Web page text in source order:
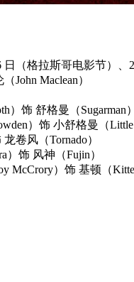
日（格拉斯哥电影节）、
John Maclean）
）饰 舒格曼（Sugarman）
）饰 小舒格曼（Little
卷风（Tornado）
）饰 风神（Fujin）
McCrory）饰 基顿（